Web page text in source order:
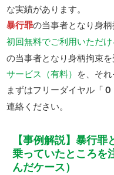
な実績があります。
暴行罪の当事者となり身
初回無料でご利用いただ
の当事者となり身柄拘束
サービス（有料） を、そ
まずはフリーダイヤル「
連絡ください。
【事例解説】暴行
乗っていたところを
んだケース）